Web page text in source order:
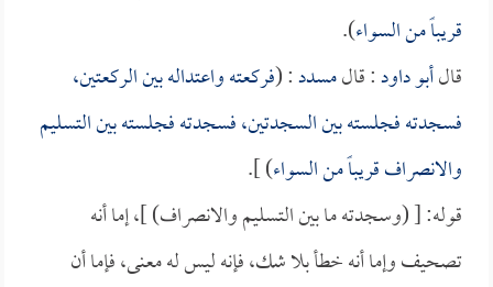
قريباً من السواء).
قالأبو داود: قالمسدد: (فركعته واعتداله بين الركعتين،
فسجدته فجلسته بين السجدتين، فسجدته فجلسته بين التسليم
والانصراف قريباً من السواء) ].
قوله: [ (وسجدته ما بين التسليم والانصراف) ]، إما أنه
تصحيف وإما أنه خطأ بلا شك، فإنه ليس له معنى، فإما أن